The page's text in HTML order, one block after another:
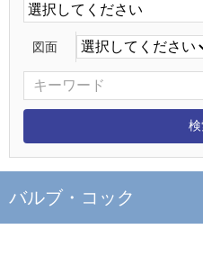
図面
バルブ・コック